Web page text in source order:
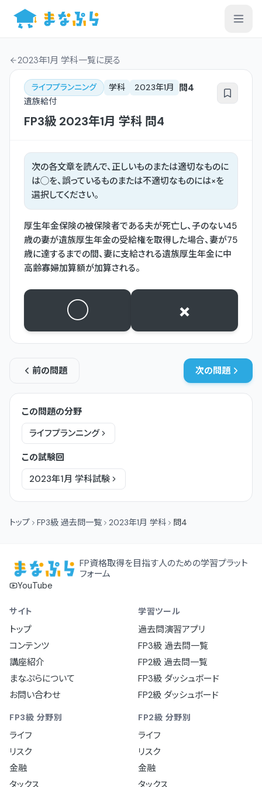
2023年1月 学科一覧に戻る
ライフプランニング 学科 2023年1月 問4
遺族給付
FP3級 2023年1月 学科 問4
次の各文章を読んで、正しいものまたは適切なものに
は◯を、誤っているものまたは不適切なものには×を
選択してください。
厚生年金保険の被保険者である夫が死亡し、子のない45
歳の妻が遺族厚生年金の受給権を取得した場合、妻が75
歳に達するまでの間、妻に支給される遺族厚生年金に中
高齢寡婦加算額が加算される。
○ ×
前の問題 次の問題
この問題の分野
ライフプランニング
この試験回
2023年1月 学科試験
トップ FP3級 過去問一覧 2023年1月 学科 問4
FP資格取得を目指す人のための学習プラット
フォーム
YouTube
サイト
トップ
コンテンツ
講座紹介
まなぷらについて
お問い合わせ
学習ツール
過去問演習アプリ
FP3級 過去問一覧
FP2級 過去問一覧
FP3級 ダッシュボード
FP2級 ダッシュボード
FP3級 分野別
ライフ
リスク
金融
タックス
FP2級 分野別
ライフ
リスク
金融
タックス